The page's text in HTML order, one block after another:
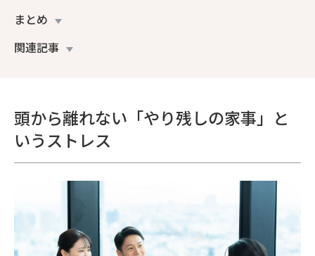
まとめ
関連記事
頭から離れない「やり残しの家事」と
いうストレス